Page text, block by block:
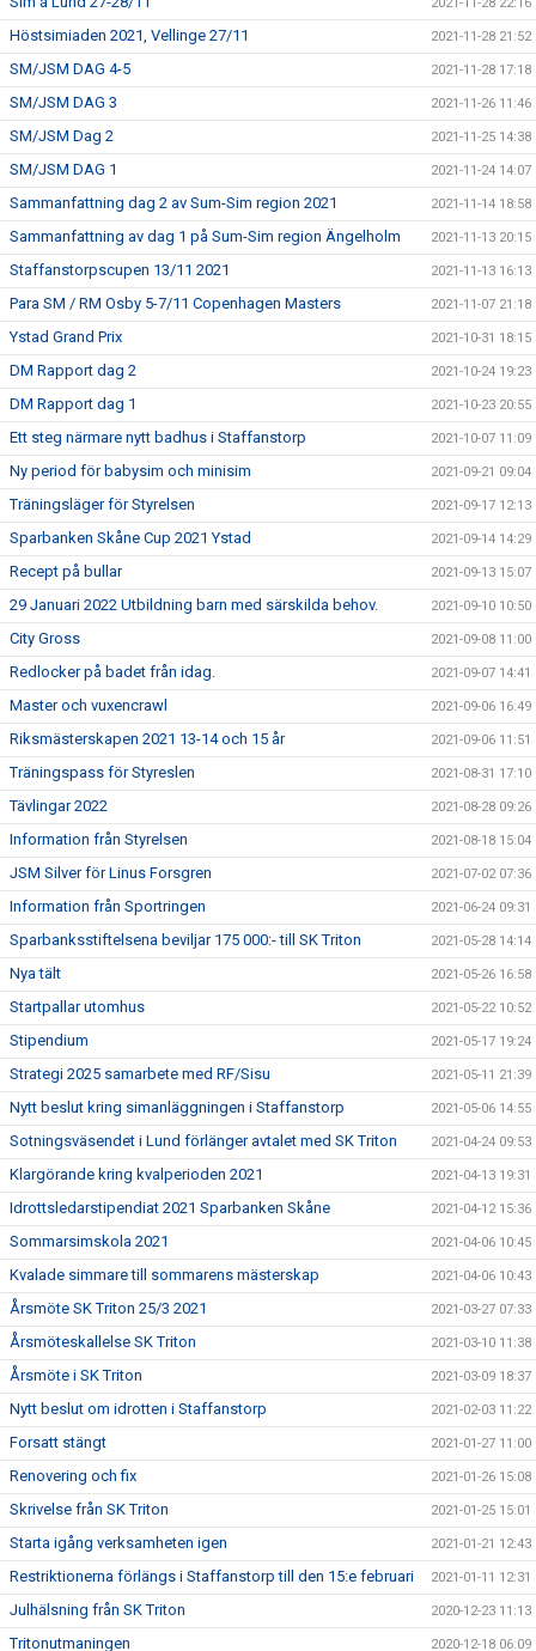
Höstsimiaden 2021, Vellinge 27/11 2021-11-28 21:52
SM/JSM DAG 4-5 2021-11-28 17:18
SM/JSM DAG 3 2021-11-26 11:46
SM/JSM Dag 2 2021-11-25 14:38
SM/JSM DAG 1 2021-11-24 14:07
Sammanfattning dag 2 av Sum-Sim region 2021 2021-11-14 18:58
Sammanfattning av dag 1 på Sum-Sim region Ängelholm 2021-11-13 20:15
Staffanstorpscupen 13/11 2021 2021-11-13 16:13
Para SM / RM Osby 5-7/11 Copenhagen Masters 2021-11-07 21:18
Ystad Grand Prix 2021-10-31 18:15
DM Rapport dag 2 2021-10-24 19:23
DM Rapport dag 1 2021-10-23 20:55
Ett steg närmare nytt badhus i Staffanstorp 2021-10-07 11:09
Ny period för babysim och minisim 2021-09-21 09:04
Träningsläger för Styrelsen 2021-09-17 12:13
Sparbanken Skåne Cup 2021 Ystad 2021-09-14 14:29
Recept på bullar 2021-09-13 15:07
29 Januari 2022 Utbildning barn med särskilda behov. 2021-09-10 10:50
City Gross 2021-09-08 11:00
Redlocker på badet från idag. 2021-09-07 14:41
Master och vuxencrawl 2021-09-06 16:49
Riksmästerskapen 2021 13-14 och 15 år 2021-09-06 11:51
Träningspass för Styreslen 2021-08-31 17:10
Tävlingar 2022 2021-08-28 09:26
Information från Styrelsen 2021-08-18 15:04
JSM Silver för Linus Forsgren 2021-07-02 07:36
Information från Sportringen 2021-06-24 09:31
Sparbanksstiftelsena beviljar 175 000:- till SK Triton 2021-05-28 14:14
Nya tält 2021-05-26 16:58
Startpallar utomhus 2021-05-22 10:52
Stipendium 2021-05-17 19:24
Strategi 2025 samarbete med RF/Sisu 2021-05-11 21:39
Nytt beslut kring simanläggningen i Staffanstorp 2021-05-06 14:55
Sotningsväsendet i Lund förlänger avtalet med SK Triton 2021-04-24 09:53
Klargörande kring kvalperioden 2021 2021-04-13 19:31
Idrottsledarstipendiat 2021 Sparbanken Skåne 2021-04-12 15:36
Sommarsimskola 2021 2021-04-06 10:45
Kvalade simmare till sommarens mästerskap 2021-04-06 10:43
Årsmöte SK Triton 25/3 2021 2021-03-27 07:33
Årsmöteskallelse SK Triton 2021-03-10 11:38
Årsmöte i SK Triton 2021-03-09 18:37
Nytt beslut om idrotten i Staffanstorp 2021-02-03 11:22
Forsatt stängt 2021-01-27 11:00
Renovering och fix 2021-01-26 15:08
Skrivelse från SK Triton 2021-01-25 15:01
Starta igång verksamheten igen 2021-01-21 12:43
Restriktionerna förlängs i Staffanstorp till den 15:e februari 2021-01-11 12:31
Julhälsning från SK Triton 2020-12-23 11:13
Tritonutmaningen 2020-12-18 06:09